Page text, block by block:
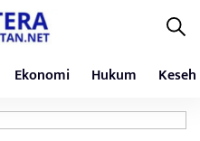
Ekonomi Hukum